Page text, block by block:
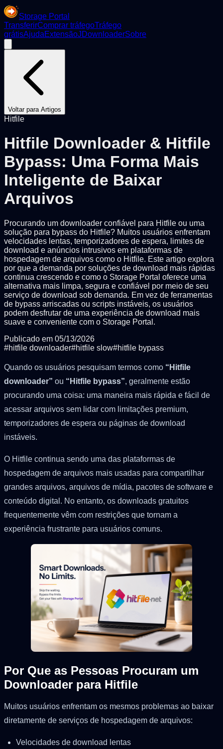
Storage Portal
TransferirComprar tráfegoTráfego
grátisAjudaExtensãoJDownloaderSobre
Voltar para Artigos
Hitfile
Hitfile Downloader & Hitfile
Bypass: Uma Forma Mais
Inteligente de Baixar
Arquivos
Procurando um downloader confiável para Hitfile ou uma
solução para bypass do Hitfile? Muitos usuários enfrentam
velocidades lentas, temporizadores de espera, limites de
download e anúncios intrusivos em plataformas de
hospedagem de arquivos como o Hitfile. Este artigo explora
por que a demanda por soluções de download mais rápidas
continua crescendo e como o Storage Portal oferece uma
alternativa mais limpa, segura e confiável por meio de seu
serviço de download sob demanda. Em vez de ferramentas
de bypass arriscadas ou scripts instáveis, os usuários
podem desfrutar de uma experiência de download mais
suave e conveniente com o Storage Portal.
Publicado em 05/13/2026
#hitfile downloader#hitfile slow#hitfile bypass
Quando os usuários pesquisam termos como “Hitfile
downloader” ou “Hitfile bypass”, geralmente estão
procurando uma coisa: uma maneira mais rápida e fácil de
acessar arquivos sem lidar com limitações premium,
temporizadores de espera ou páginas de download
instáveis.
O Hitfile continua sendo uma das plataformas de
hospedagem de arquivos mais usadas para compartilhar
grandes arquivos, arquivos de mídia, pacotes de software e
conteúdo digital. No entanto, os downloads gratuitos
frequentemente vêm com restrições que tornam a
experiência frustrante para usuários comuns.
Por Que as Pessoas Procuram um
Downloader para Hitfile
Muitos usuários enfrentam os mesmos problemas ao baixar
diretamente de serviços de hospedagem de arquivos:
Velocidades de download lentas